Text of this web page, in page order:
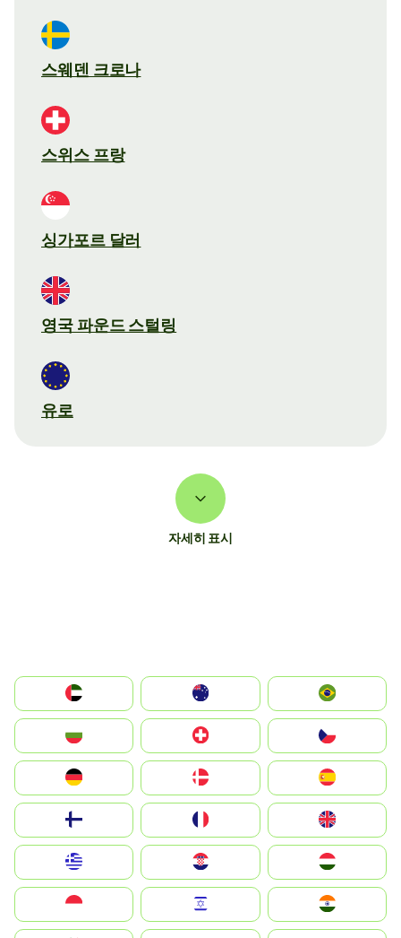
스웨덴 크로나
스위스 프랑
싱가포르 달러
영국 파운드 스털링
유로
자세히 표시
الإمارات العربية المتحدة
Switzerland
Deutschland
United Kingdom
Magyarország